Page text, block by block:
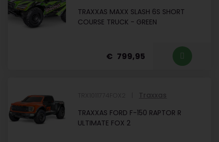
TRAXXAS MAXX SLASH 6S SHORT
COURSE TRUCK - GREEN
799,95
TRX1011774FOX2
Traxxas
TRAXXAS FORD F-150 RAPTOR R
ULTIMATE FOX 2